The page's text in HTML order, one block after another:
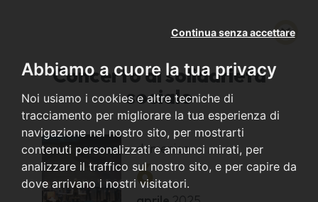
Abbiamo a cuore la tua privacy
Noi usiamo i cookies e altre tecniche di
tracciamento per migliorare la tua esperienza di
navigazione nel nostro sito, per mostrarti
contenuti personalizzati e annunci mirati, per
analizzare il traffico sul nostro sito, e per capire da
dove arrivano i nostri visitatori.
Continua senza accettare
Concerto di solidarietà
sociale
domenica
6